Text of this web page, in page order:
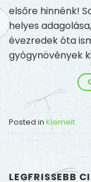
LEGFRISSEBB
elsőre hinnénk!
helyes
évezredek óta
gyógynövények
Posted in Kiemelt